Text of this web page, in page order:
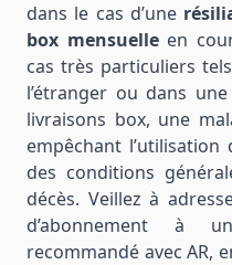
dans le cas d’une
box mensuelleen
cas très particuliers
l’étranger ou dans
livraisons box, une
empêchant
des conditions
décès. Veillez à
d’abonnement à
recommandé avec AR,